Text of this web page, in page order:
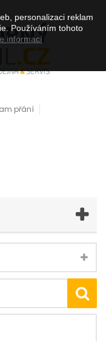
přání
personalizaci reklam
Používáním tohoto
informací